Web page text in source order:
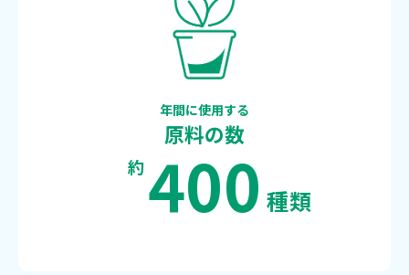
年間に使用する
原料の数
約400 種類